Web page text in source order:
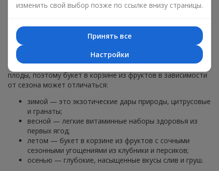
Тематические фруктовые
композиции для праздников
и сезонов
Каждое время года имеет свой характер и свои сезонные
плоды, поэтому букет в корзине из фруктов в зависимости
от сезона может отличаться:
зимой — это экзотические дары природы, цитрусовые
и гранаты;
весной — легкие витаминные наборы здоровья из
первых ягод;
летом — букет в корзине из фруктов с сочными
сезонными угощениями из клубники и персиков;
осенью — глубокие, насыщенные вкусы слив и груш.
изменить свой выбор позже по ссылке внизу страницы.
Принять все
Настройки